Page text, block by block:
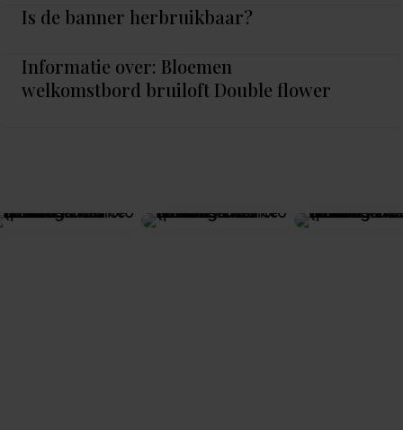
Is de banner herbruikbaar?
Informatie over: Bloemen
welkomstbord bruiloft Double flower